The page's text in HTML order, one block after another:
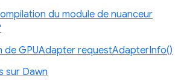
du module de nuanceur
de GPUAdapter requestAdapterInfo()
sur Dawn